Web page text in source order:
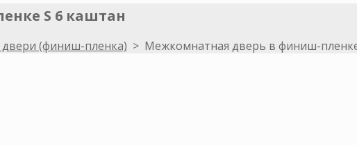
S 6 каштан
(финиш-пленка) > Межкомнатная дверь в финиш-